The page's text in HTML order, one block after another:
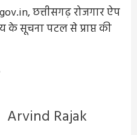
छत्तीसगढ़ रोजगार ऐप
के सूचना पटल से प्राप्त की
Arvind Rajak